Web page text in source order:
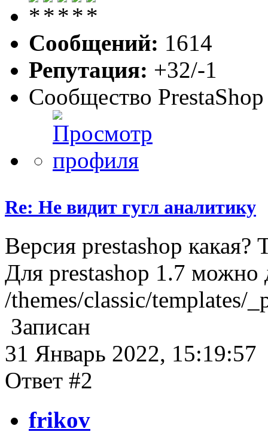
Сообщений: 1614
Репутация: +32/-1
Сообщество PrestaShop
Re: Не видит гугл аналитику
Версия prestashop какая?
Для prestashop 1.7 можно
/themes/classic/templates/
Записан
31 Январь 2022, 15:19:57
Ответ #2
frikov